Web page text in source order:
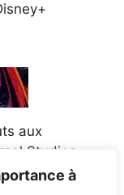
à
aux
Studios